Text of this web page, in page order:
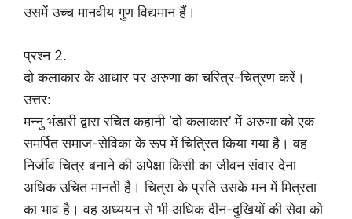
उसमें उच्च मानवीय गुण विद्यमान हैं।
प्रश्न 2.
दो कलाकार के आधार पर अरुणा का चरित्र-चित्रण करें।
उत्तर:
मन्नु भंडारी द्वारा रचित कहानी ‘दो कलाकार’ में अरुणा को एक
समर्पित समाज-सेविका के रूप में चित्रित किया गया है। वह
निर्जीव चित्र बनाने की अपेक्षा किसी का जीवन संवार देना
अधिक उचित मानती है। चित्रा के प्रति उसके मन में मित्रता
का भाव है। वह अध्ययन से भी अधिक दीन-दुखियों की सेवा को